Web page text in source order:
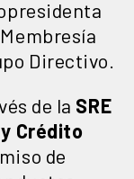
Directivo.
de la SRE
Crédito
de